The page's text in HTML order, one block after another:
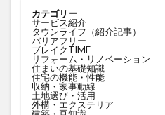
カテゴリー
サービス紹介
タウンライフ（紹介記事）
バリアフリー
ブレイクTIME
リフォーム・リノベーション
住まいの基礎知識
住宅の機能・性能
収納・家事動線
土地選び・活用
外構・エクステリア